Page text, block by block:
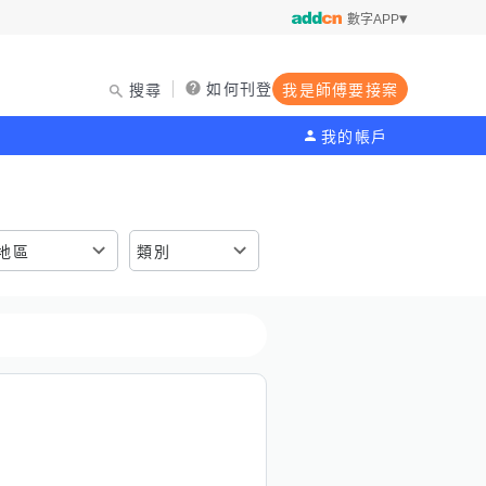
數字APP
搜尋 如何刊登 我是師傅要接案
我的帳戶
區 類別